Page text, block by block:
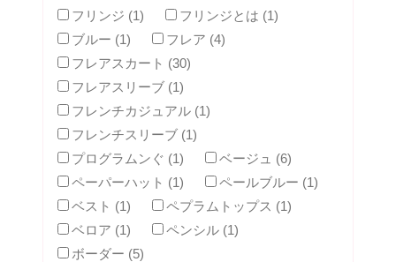
フリンジ (1)
フリンジとは (1)
ブルー (1)
フレア (4)
フレアスカート (30)
フレアスリーブ (1)
フレンチカジュアル (1)
フレンチスリーブ (1)
プログラムンぐ (1)
ベージュ (6)
ペーパーハット (1)
ペールブルー (1)
ベスト (1)
ペプラムトップス (1)
ベロア (1)
ペンシル (1)
ボーダー (5)